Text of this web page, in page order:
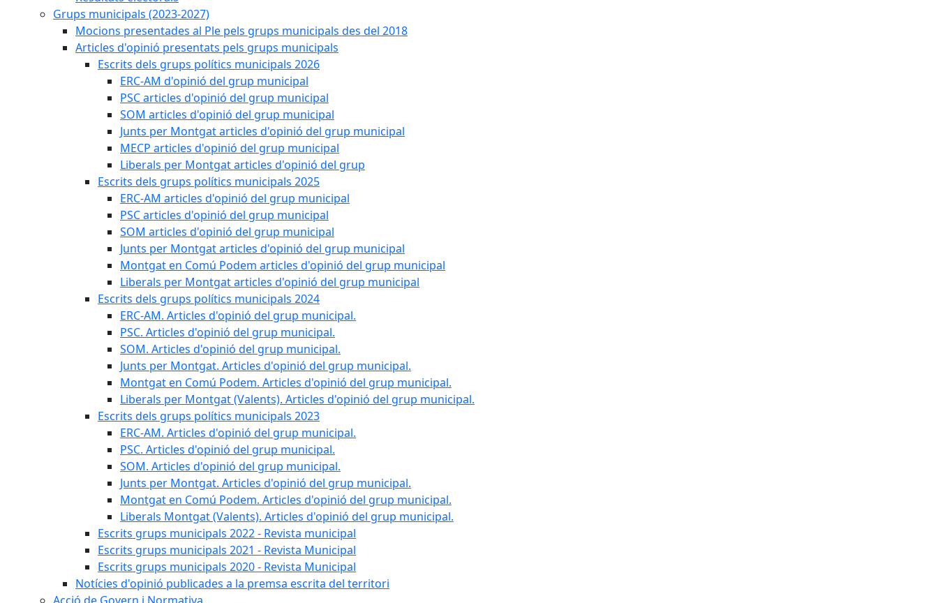
Grups municipals (2023-2027)
Mocions presentades al Ple pels grups municipals des del 2018
Articles d'opinió presentats pels grups municipals
Escrits dels grups polítics municipals 2026
ERC-AM d'opinió del grup municipal
PSC articles d'opinió del grup municipal
SOM articles d'opinió del grup municipal
Junts per Montgat articles d'opinió del grup municipal
MECP articles d'opinió del grup municipal
Liberals per Montgat articles d'opinió del grup
Escrits dels grups polítics municipals 2025
ERC-AM articles d'opinió del grup municipal
PSC articles d'opinió del grup municipal
SOM articles d'opinió del grup municipal
Junts per Montgat articles d'opinió del grup municipal
Montgat en Comú Podem articles d'opinió del grup municipal
Liberals per Montgat articles d'opinió del grup municipal
Escrits dels grups polítics municipals 2024
ERC-AM. Articles d'opinió del grup municipal.
PSC. Articles d'opinió del grup municipal.
SOM. Articles d'opinió del grup municipal.
Junts per Montgat. Articles d'opinió del grup municipal.
Montgat en Comú Podem. Articles d'opinió del grup municipal.
Liberals per Montgat (Valents). Articles d'opinió del grup municipal.
Escrits dels grups polítics municipals 2023
ERC-AM. Articles d'opinió del grup municipal.
PSC. Articles d'opinió del grup municipal.
SOM. Articles d'opinió del grup municipal.
Junts per Montgat. Articles d'opinió del grup municipal.
Montgat en Comú Podem. Articles d'opinió del grup municipal.
Liberals Montgat (Valents). Articles d'opinió del grup municipal.
Escrits grups municipals 2022 - Revista municipal
Escrits grups municipals 2021 - Revista Municipal
Escrits grups municipals 2020 - Revista Municipal
Notícies d'opinió publicades a la premsa escrita del territori